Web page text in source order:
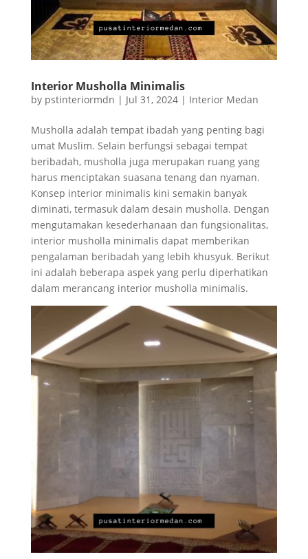
Interior Musholla Minimalis
by pstinteriormdn | Jul 31, 2024| Interior Medan
Musholla adalah tempat ibadah yang penting bagi
umat Muslim. Selain berfungsi sebagai tempat
beribadah, musholla juga merupakan ruang yang
harus menciptakan suasana tenang dan nyaman.
Konsep interior minimalis kini semakin banyak
diminati, termasuk dalam desain musholla. Dengan
mengutamakan kesederhanaan dan fungsionalitas,
interior musholla minimalis dapat memberikan
pengalaman beribadah yang lebih khusyuk. Berikut
ini adalah beberapa aspek yang perlu diperhatikan
dalam merancang interior musholla minimalis.